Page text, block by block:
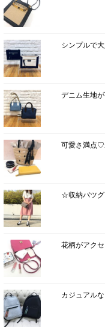
シンプルで
デニム生地
可愛さ満点♡
☆収納バツ
花柄がアク
カジュアル